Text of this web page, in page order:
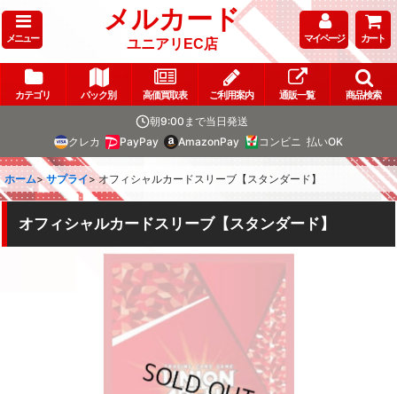
メニュー
メルカード
ユニアリEC店 マイページ カート
カテゴリ パック別 高価買取表 ご利用案内 通販一覧 商品検索
朝9:00まで当日発送
クレカ
PayPay AmazonPay コンビニ 払いOK
ホーム> サプライ> オフィシャルカードスリーブ【スタンダード】
オフィシャルカードスリーブ【スタンダード】